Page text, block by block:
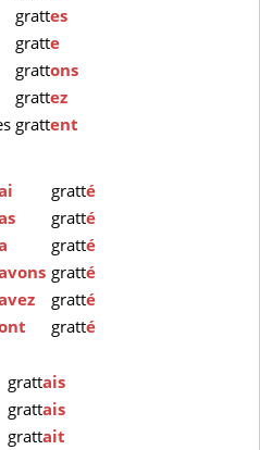
grattes
gratte
grattons
grattez
grattent
gratté
gratté
gratté
gratté
gratté
gratté
grattais
grattais
grattait